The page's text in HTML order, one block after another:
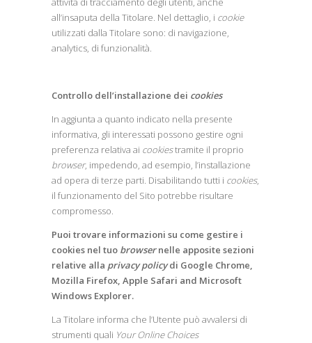
all’insaputa della Titolare. Nel dettaglio, i cookie
utilizzati dalla Titolare sono: di navigazione,
analytics, di funzionalità.
Controllo dell’installazione dei cookies
In aggiunta a quanto indicato nella presente
informativa, gli interessati possono gestire ogni
preferenza relativa ai cookiestramite il proprio
browser, impedendo, ad esempio, l’installazione
ad opera di terze parti. Disabilitando tutti i cookies,
il funzionamento del Sito potrebbe risultare
compromesso.
Puoi trovare informazioni su come gestire i
cookies nel tuo browsernelle apposite sezioni
relative alla privacy policydi Google Chrome,
Mozilla Firefox, Apple Safari and Microsoft
Windows Explorer.
La Titolare informa che l’Utente può avvalersi di
strumenti quali Your Online Choices